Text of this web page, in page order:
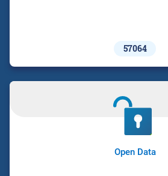
57064
Open Data